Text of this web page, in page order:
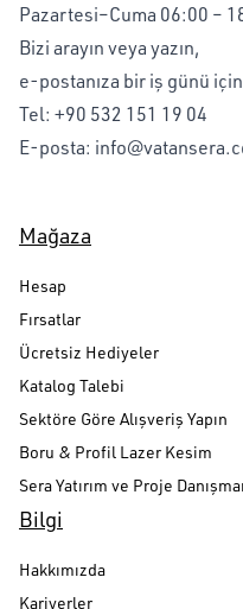
Pazartesi–Cuma 06:00 –
Bizi arayın veya yazın,
e-postanıza bir iş günü
Tel: +90 532 151 19 04
E-posta:
Mağaza
Hesap
Fırsatlar
Ücretsiz Hediyeler
Katalog Talebi
Sektöre Göre Alışveriş Yapın
Boru & Profil Lazer Kesim
Sera Yatırım ve Proje
Bilgi
Hakkımızda
Kariyerler